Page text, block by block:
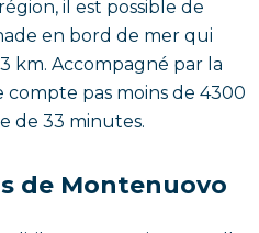
il est possible de
en bord de mer qui
km. Accompagné par la
compte pas moins de 4300
de 33 minutes.
de Montenuovo